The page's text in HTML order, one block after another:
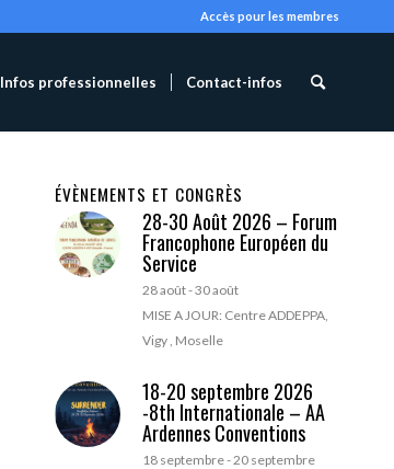
Accès pour les membres
Infos professionnelles Contact-infos
ÉVÈNEMENTS ET CONGRÈS
28-30 Août 2026 – Forum
Francophone Européen du
Service
28 août-30 août
MISE A JOUR: Centre ADDEPPA,
Vigy , Moselle
18-20 septembre 2026
-8th Internationale – AA
Ardennes Conventions
18 septembre-20 septembre